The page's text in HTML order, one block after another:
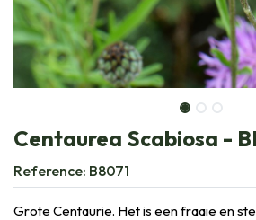
Centaurea Scabiosa -
Reference: B8071
Grote Centaurie. Het is een fraaie en